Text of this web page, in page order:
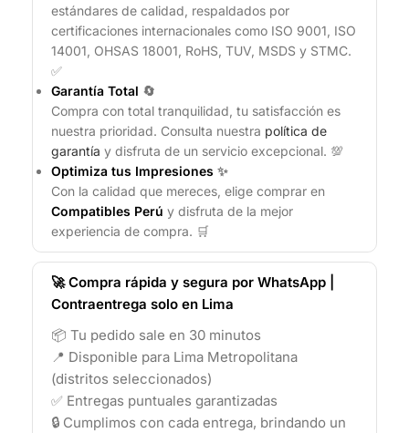
estándares de calidad, respaldados por
certificaciones internacionales como ISO 9001, ISO
14001, OHSAS 18001, RoHS, TUV, MSDS y STMC.
✅
Garantía Total 🔄
Compra con total tranquilidad, tu satisfacción es
nuestra prioridad. Consulta nuestra política de
garantía y disfruta de un servicio excepcional. 💯
Optimiza tus Impresiones ✨
Con la calidad que mereces, elige comprar en
Compatibles Perú y disfruta de la mejor
experiencia de compra. 🛒
🚀 Compra rápida y segura por WhatsApp |
Contraentrega solo en Lima
📦 Tu pedido sale en 30 minutos
📍 Disponible para Lima Metropolitana
(distritos seleccionados)
✅ Entregas puntuales garantizadas
🔒 Cumplimos con cada entrega, brindando un